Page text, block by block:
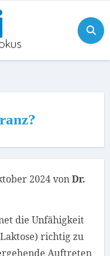
2024 vonDr.
die Unfähigkeit
richtig zu
Auftreten